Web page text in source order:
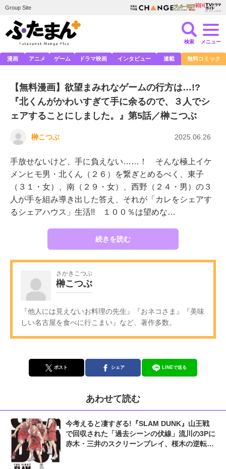
Group Site
検索 メニュー
漫画 アニメ ゲーム ドラマ映画 インタビュー 連載 無料コミック
【無料漫画】欲望まみれなゲームの行方は…!?
『北くんがかわいすぎて手に余るので、３人でシ
ェアすることにしました。』第5話／榊こつぶ
榊こつぶ 2025.06.26
手放せないけど、手に負えない……！ そんな極上イケ
メンヒモ男・北くん（２６）を繋ぎとめるべく、東子
（３１・女）、南（２９・女）、西野（２４・男）の３
人が手を組み導き出した答え、それが「カレをシェアす
るシェアハウス」生活!! １００％は望めな…
続きを読む
さかきこつぶ
榊こつぶ
『他人には見えないお料理の先生』『おネコさま』『美味
しい名古屋を食べに行こまい』など、著作多数。
ポスト シェア LINEで送る
あわせて読む
今考えると凄すぎる!『SLAM DUNK』山王戦
で回収された「過去シーンの伏線」流川の3Pに
赤木・三井のスクリーンプレイ、桜木の逆転シ